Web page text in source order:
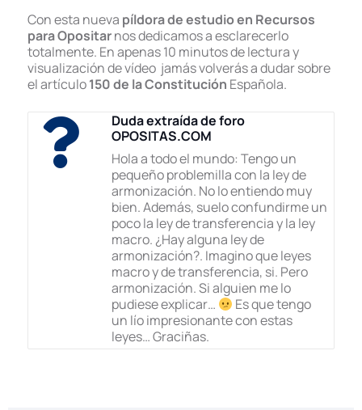
Con esta nueva píldora de estudio en Recursos
para Opositarnos dedicamos a esclarecerlo
totalmente. En apenas 10 minutos de lectura y
visualización de vídeo jamás volverás a dudar sobre
el artículo150 de la Constitución Española.
Duda extraída de foro
OPOSITAS.COM
Hola a todo el mundo: Tengo un
pequeño problemilla con la ley de
armonización. No lo entiendo muy
bien. Además, suelo confundirme un
poco la ley de transferencia y la ley
macro. ¿Hay alguna ley de
armonización?. Imagino que leyes
macro y de transferencia, si. Pero
armonización. Si alguien me lo
pudiese explicar…
Es que tengo
un lío impresionante con estas
leyes… Graciñas.